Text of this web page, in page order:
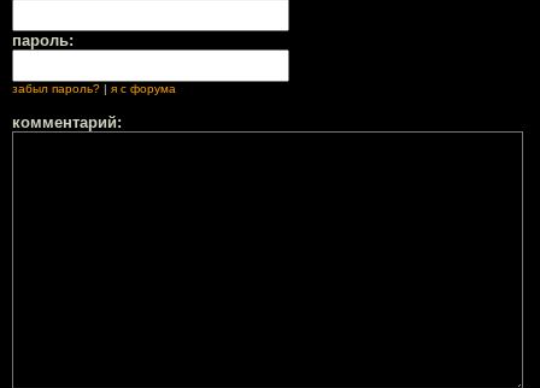
пароль:
забыл пароль? | я с форума
комментарий: